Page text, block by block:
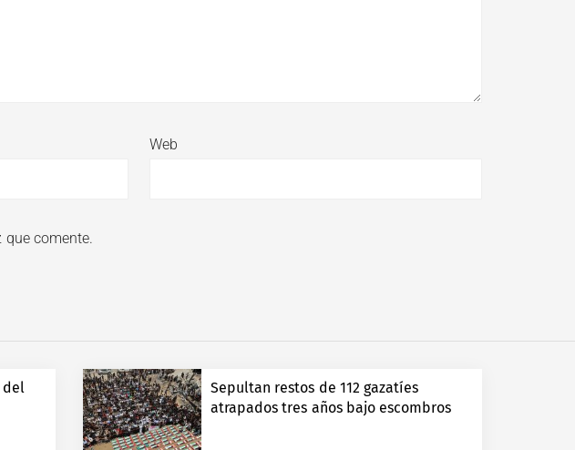
Web
comente.
del
Sepultan restos de 112 gazatíes
atrapados tres años bajo escombros